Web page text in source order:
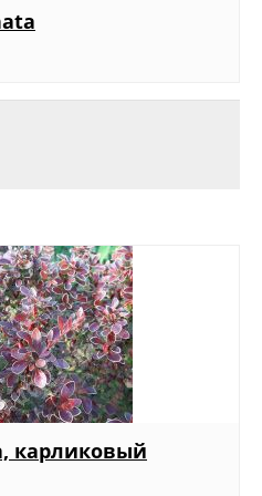
карликовый